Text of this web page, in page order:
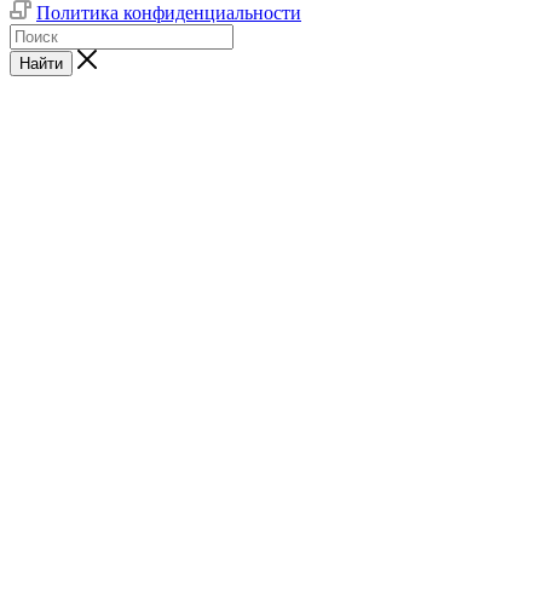
Политика конфиденциальности
Найти